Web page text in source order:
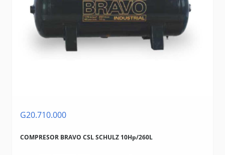
G20.710.000
COMPRESOR BRAVO CSL SCHULZ 10Hp/260L